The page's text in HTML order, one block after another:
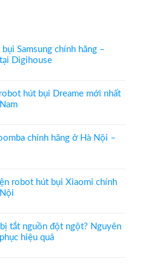
Samsung chính hãng –
Digihouse
hút bụi Dreame mới nhất
chính hãng ở Hà Nội –
robot hút bụi Xiaomi chính
tắt nguồn đột ngột? Nguyên
hiệu quả